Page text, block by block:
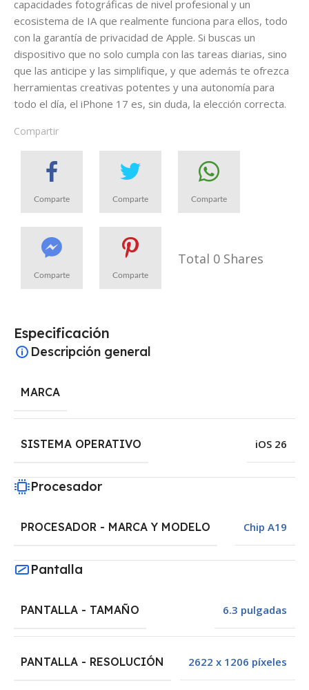
capacidades fotográficas de nivel profesional y un
ecosistema de IA que realmente funciona para ellos, todo
con la garantía de privacidad de Apple. Si buscas un
dispositivo que no solo cumpla con las tareas diarias, sino
que las anticipe y las simplifique, y que además te ofrezca
herramientas creativas potentes y una autonomía para
todo el día, el iPhone 17 es, sin duda, la elección correcta.
Compartir
Comparte
Share
Comparte
Share
Comparte
Share
Comparte
Share
Comparte
Share
Total 0 Shares
Especificación
Descripción general
MARCA
SISTEMA OPERATIVO iOS 26
Procesador
PROCESADOR - MARCA Y MODELO Chip A19
Pantalla
PANTALLA - TAMAÑO 6.3 pulgadas
PANTALLA - RESOLUCIÓN 2622 x 1206 píxeles